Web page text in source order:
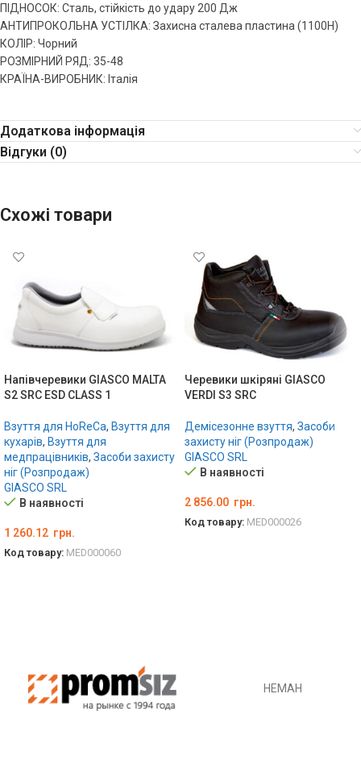
ПІДНОСОК: Сталь, стійкість до удару 200 Дж
АНТИПРОКОЛЬНА УСТІЛКА: Захисна сталева пластина (1100Н)
КОЛІР: Чорний
РОЗМІРНИЙ РЯД: 35-48
КРАЇНА-ВИРОБНИК: Італія
Додаткова інформація
Відгуки (0)
Схожі товари
Напівчеревики GIASCO MALTA
S2 SRC ESD CLASS 1
Взуття для HoReCa, Взуття для
кухарів, Взуття для
медпрацівників, Засоби захисту
ніг (Розпродаж)
GIASCO SRL
В наявності
1 260.12 грн.
Код товару: MED000060
Черевики шкіряні GIASCO
VERDI S3 SRC
Демісезонне взуття, Засоби
захисту ніг (Розпродаж)
GIASCO SRL
В наявності
2 856.00 грн.
Код товару: MED000026
НЕМАН